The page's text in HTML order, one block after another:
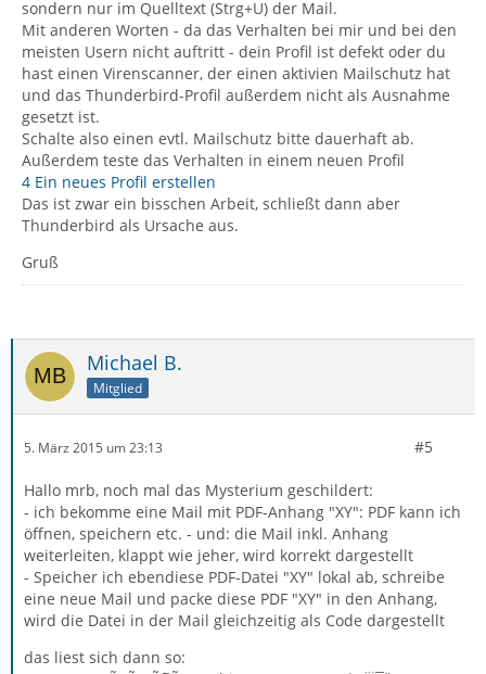
sondern nur im Quelltext (Strg+U) der Mail.
Mit anderen Worten - da das Verhalten bei mir und bei den
meisten Usern nicht auftritt - dein Profil ist defekt oder du
hast einen Virenscanner, der einen aktivien Mailschutz hat
und das Thunderbird-Profil außerdem nicht als Ausnahme
gesetzt ist.
Schalte also einen evtl. Mailschutz bitte dauerhaft ab.
Außerdem teste das Verhalten in einem neuen Profil
4 Ein neues Profil erstellen
Das ist zwar ein bisschen Arbeit, schließt dann aber
Thunderbird als Ursache aus.
Gruß
Michael B.
Mitglied
5. März 2015 um 23:13 #5
Hallo mrb, noch mal das Mysterium geschildert:
- ich bekomme eine Mail mit PDF-Anhang "XY": PDF kann ich
öffnen, speichern etc. - und: die Mail inkl. Anhang
weiterleiten, klappt wie jeher, wird korrekt dargestellt
- Speicher ich ebendiese PDF-Datei "XY" lokal ab, schreibe
eine neue Mail und packe diese PDF "XY" in den Anhang,
wird die Datei in der Mail gleichzeitig als Code dargestellt
das liest sich dann so: